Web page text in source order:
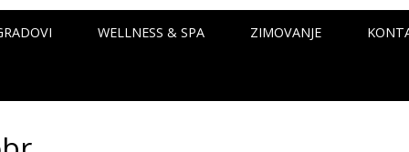
WELLNESS & SPA ZIMOVANJE